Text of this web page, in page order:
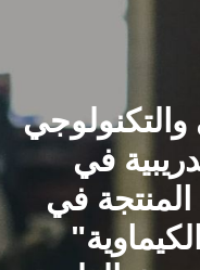
الشئون الأكاديمية
البحث العلمي
الرعاية الصحية
والتكنولوجي
في
في